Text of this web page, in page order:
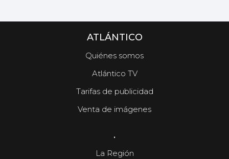
ATLÁNTICO
Quiénes somos
Atlántico TV
Tarifas de publicidad
Venta de imágenes
.
La Región